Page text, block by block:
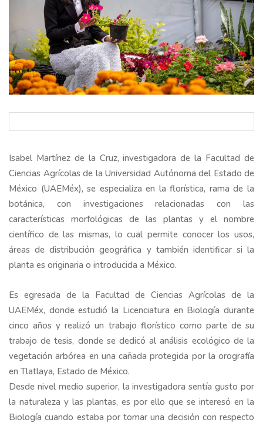
Isabel Martínez de la Cruz, investigadora de la Facultad de
Ciencias Agrícolas de la Universidad Autónoma del Estado de
México (UAEMéx), se especializa en la florística, rama de la
botánica, con investigaciones relacionadas con las
características morfológicas de las plantas y el nombre
científico de las mismas, lo cual permite conocer los usos,
áreas de distribución geográfica y también identificar si la
planta es originaria o introducida a México.
Es egresada de la Facultad de Ciencias Agrícolas de la
UAEMéx, donde estudió la Licenciatura en Biología durante
cinco años y realizó un trabajo florístico como parte de su
trabajo de tesis, donde se dedicó al análisis ecológico de la
vegetación arbórea en una cañada protegida por la orografía
en Tlatlaya, Estado de México.
Desde nivel medio superior, la investigadora sentía gusto por
la naturaleza y las plantas, es por ello que se interesó en la
Biología cuando estaba por tomar una decisión con respecto